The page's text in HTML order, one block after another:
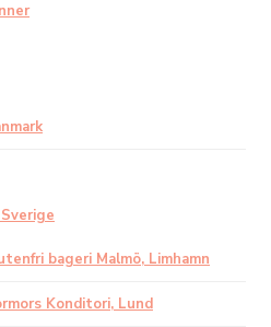
bageri Malmö, Limhamn
Konditori, Lund